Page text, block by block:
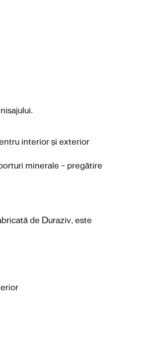
interior și exterior
minerale – pregătire
de Duraziv, este